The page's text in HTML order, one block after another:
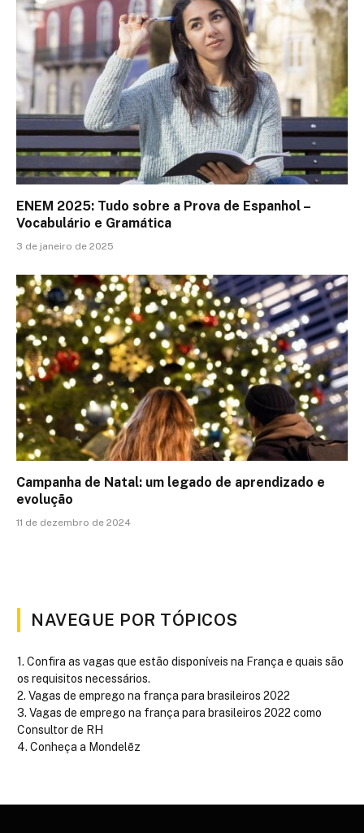
ENEM 2025: Tudo sobre a Prova de Espanhol –
Vocabulário e Gramática
3 de janeiro de 2025
Campanha de Natal: um legado de aprendizado e
evolução
11 de dezembro de 2024
NAVEGUE POR TÓPICOS
Confira as vagas que estão disponíveis na França e quais são
os requisitos necessários.
Vagas de emprego na frança para brasileiros 2022
Vagas de emprego na frança para brasileiros 2022 como
Consultor de RH
Conheça a Mondelēz